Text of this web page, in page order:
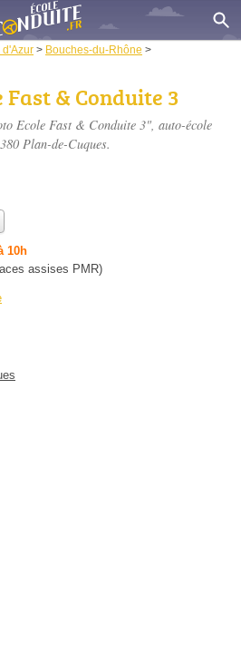
d'Azur > Bouches-du-Rhône >
& Conduite 3
Ecole Fast & Conduite 3", auto-école
Plan-de-Cuques.
10h
assises PMR)